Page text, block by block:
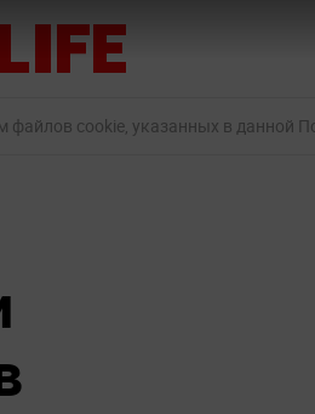
файлов cookie, указанных в данной